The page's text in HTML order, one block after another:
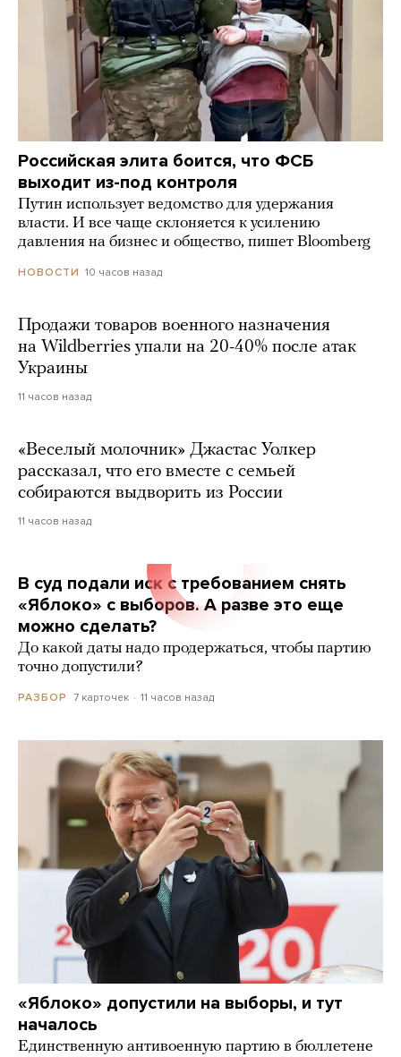
Российская элита боится, что ФСБ
выходит из-под контроля
Путин использует ведомство для удержания
власти. И все чаще склоняется к усилению
давления на бизнес и общество, пишет Bloomberg
НОВОСТИ 10 часов назад
Продажи товаров военного назначения
на Wildberries упали на 20-40% после атак
Украины
11 часов назад
«Веселый молочник» Джастас Уолкер
рассказал, что его вместе с семьей
собираются выдворить из России
11 часов назад
В суд подали иск с требованием снять
«Яблоко» с выборов. А разве это еще
можно сделать?
До какой даты надо продержаться, чтобы партию
точно допустили?
РАЗБОР 7 карточек 11 часов назад
«Яблоко» допустили на выборы, и тут
началось
Единственную антивоенную партию в бюллетене